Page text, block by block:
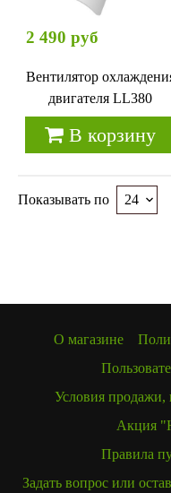
2 490 руб
Вентилятор
двигателя LL380
В корзину
Показывать по
О магазине
Условия продажи,
Акция
Правила
Задать вопрос или